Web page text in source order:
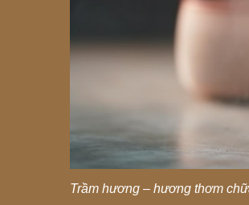
Trầm hương – hương thơm